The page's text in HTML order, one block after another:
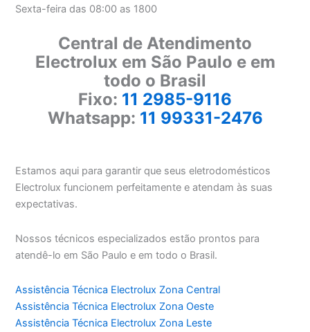
Sexta-feira das 08:00 as 1800
Central de Atendimento
Electrolux em São Paulo e em
todo o Brasil
Fixo: 11 2985-9116
Whatsapp: 11 99331-2476
Estamos aqui para garantir que seus eletrodomésticos
Electrolux funcionem perfeitamente e atendam às suas
expectativas.
Nossos técnicos especializados estão prontos para
atendê-lo em São Paulo e em todo o Brasil.
Assistência Técnica Electrolux Zona Central
Assistência Técnica Electrolux Zona Oeste
Assistência Técnica Electrolux Zona Leste